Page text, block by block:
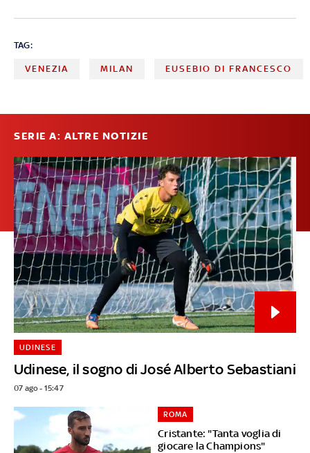
TAG:
VENEZIA MILAN EUSEBIO DI FRANCESCO
SERIE A: ALTRE NOTIZIE
Udinese, il sogno di José Alberto Sebastiani
UDINESE
07 ago - 15:47
Cristante: "Tanta voglia di
giocare la Champions"
ROMA